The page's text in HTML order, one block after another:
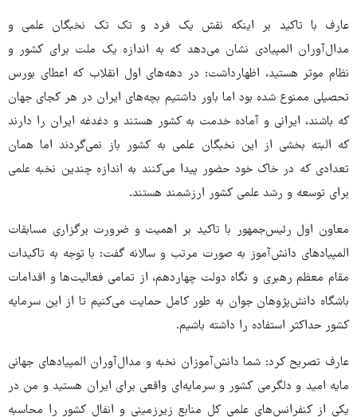
عارف با تاکید بر اینکه نقش یک فرد و تک تک نخبگان علمی و
مدال‌آوران المپیادی نشان می‌دهد که به اندازه یک ملت برای کشور و
نظام موثر هستید، اظهارداشت: در دهه‌های اول انقلاب که اعطای بورس
تحصیلی ممنوع شده بود اما باور داشتیم بچه‌های ایران در هر کجای جهان
که باشند، ایرانی و آماده خدمت به کشور هستند و دغدغه ایران را دارند
که البته بخشی از این نخبگان علمی به کشور باز نمی‌گردند اما همان
تعدادی که در خاک خود حضور پیدا می‌کنند به اندازه چندین نخبه علمی
برای توسعه و رشد علمی کشور ارزشمند هستند.
معاون اول رئیس‌جمهور با تاکید بر اهمیت و ضرورت برگزاری مسابقات
المپیادهای دانش‌آموز به صورت مرتب و سالانه گفت: با توجه به تاکیدات
مقام معظم رهبری و نگاه دولت چهاردهم، از تمامی فعالیت‌ها و اقدامات
باشگاه دانش‌پژوهان جوان به طور کامل حمایت می‌کنیم تا از این سرمایه
کشور حداکثر استفاده را داشته باشیم.
عارف تصریح کرد: شما دانش‌آموزان نخبه و مدال‌آوران المپیادهای جهانی
مایه امید و دلگرمی کشور و سرمایه‌ای واقعی برای ایران هستید و من در
یکی از کنفرانس‌های علمی کل منابع زیرزمینی و انفال کشور را محاسبه